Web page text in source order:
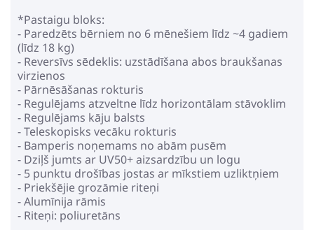
*Pastaigu bloks:
- Paredzēts bērniem no 6 mēnešiem līdz ~4 gadiem
(līdz 18 kg)
- Reversīvs sēdeklis: uzstādīšana abos braukšanas
virzienos
- Pārnēsāšanas rokturis
- Regulējams atzveltne līdz horizontālam stāvoklim
- Regulējams kāju balsts
- Teleskopisks vecāku rokturis
- Bamperis noņemams no abām pusēm
- Dziļš jumts ar UV50+ aizsardzību un logu
- 5 punktu drošības jostas ar mīkstiem uzliktņiem
- Priekšējie grozāmie riteņi
- Alumīnija rāmis
- Riteņi: poliuretāns